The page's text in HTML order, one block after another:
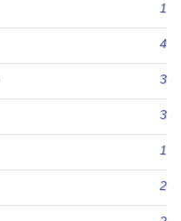
1
4
3
3
1
2